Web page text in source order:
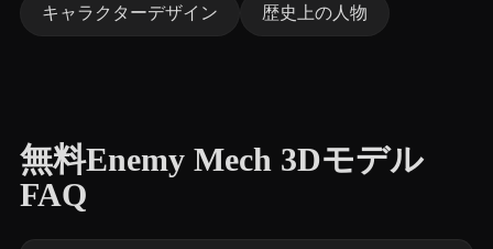
キャラクターデザイン 歴史上の人物
無料Enemy Mech 3Dモデル
FAQ